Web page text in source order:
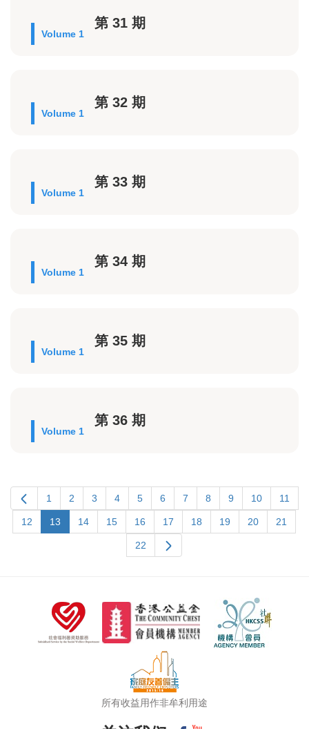
Volume 1
第 31 期
Volume 1
第 32 期
Volume 1
第 33 期
Volume 1
第 34 期
Volume 1
第 35 期
Volume 1
第 36 期
1 2 3 4 5 6 7 8 9 10 11
12 13 14 15 16 17 18 19 20 21
22
所有收益用作非牟利用途